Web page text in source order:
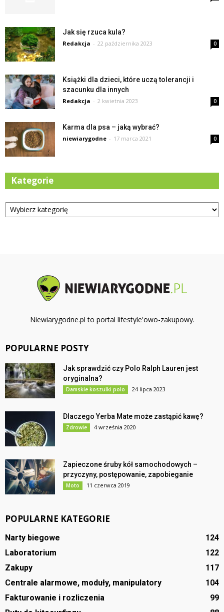
Jak się rzuca kula?
Redakcja - 22 października 2023 0
Książki dla dzieci, które uczą tolerancji i
szacunku dla innych
Redakcja - 2 kwietnia 2023 0
Karma dla psa – jaką wybrać?
niewiarygodne - 17 marca 2021 0
Kategorie
Kategorie
Niewiarygodne.pl to portal lifestyle'owo-zakupowy.
POPULARNE POSTY
Jak sprawdzić czy Polo Ralph Lauren jest
oryginalna?
Damskie koszulki polo 24 lipca 2023
Dlaczego Yerba Mate może zastąpić kawę?
Zdrowie 4 września 2020
Zapieczone śruby kół samochodowych –
przyczyny, postępowanie, zapobieganie
Moto 11 czerwca 2019
POPULARNE KATEGORIE
Narty biegowe
124
Laboratorium
122
Zakupy
117
Centrale alarmowe, moduły, manipulatory
104
Fakturowanie i rozliczenia
99